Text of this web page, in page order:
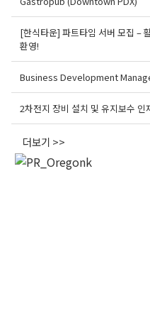
[한식타운] 파트타임 서버 모집 –
환영!
Business Development
2차전지 장비 설치 및 유지보수 인
더보기 >>
오레곤K 뉴
매주 오레곤K 뉴스레
오레곤 한인 사회 정보
Email